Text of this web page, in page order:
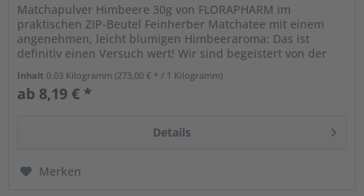
Matchapulver Himbeere 30g von FLORAPHARM im
praktischen ZIP-Beutel Feinherber Matchatee mit einem
angenehmen, leicht blumigen Himbeeraroma: Das ist
definitiv einen Versuch wert! Wir sind begeistert von der
Inhalt 0.03 Kilogramm(273,00 € * / 1 Kilogramm)
ab 8,19 € *
Details
Merken